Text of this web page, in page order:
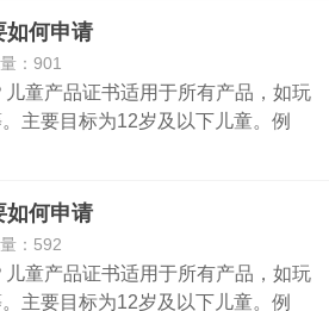
如何申请
：901
童产品证书适用于所有产品，如玩
主要目标为12岁及以下儿童。例
如何申请
：592
童产品证书适用于所有产品，如玩
主要目标为12岁及以下儿童。例